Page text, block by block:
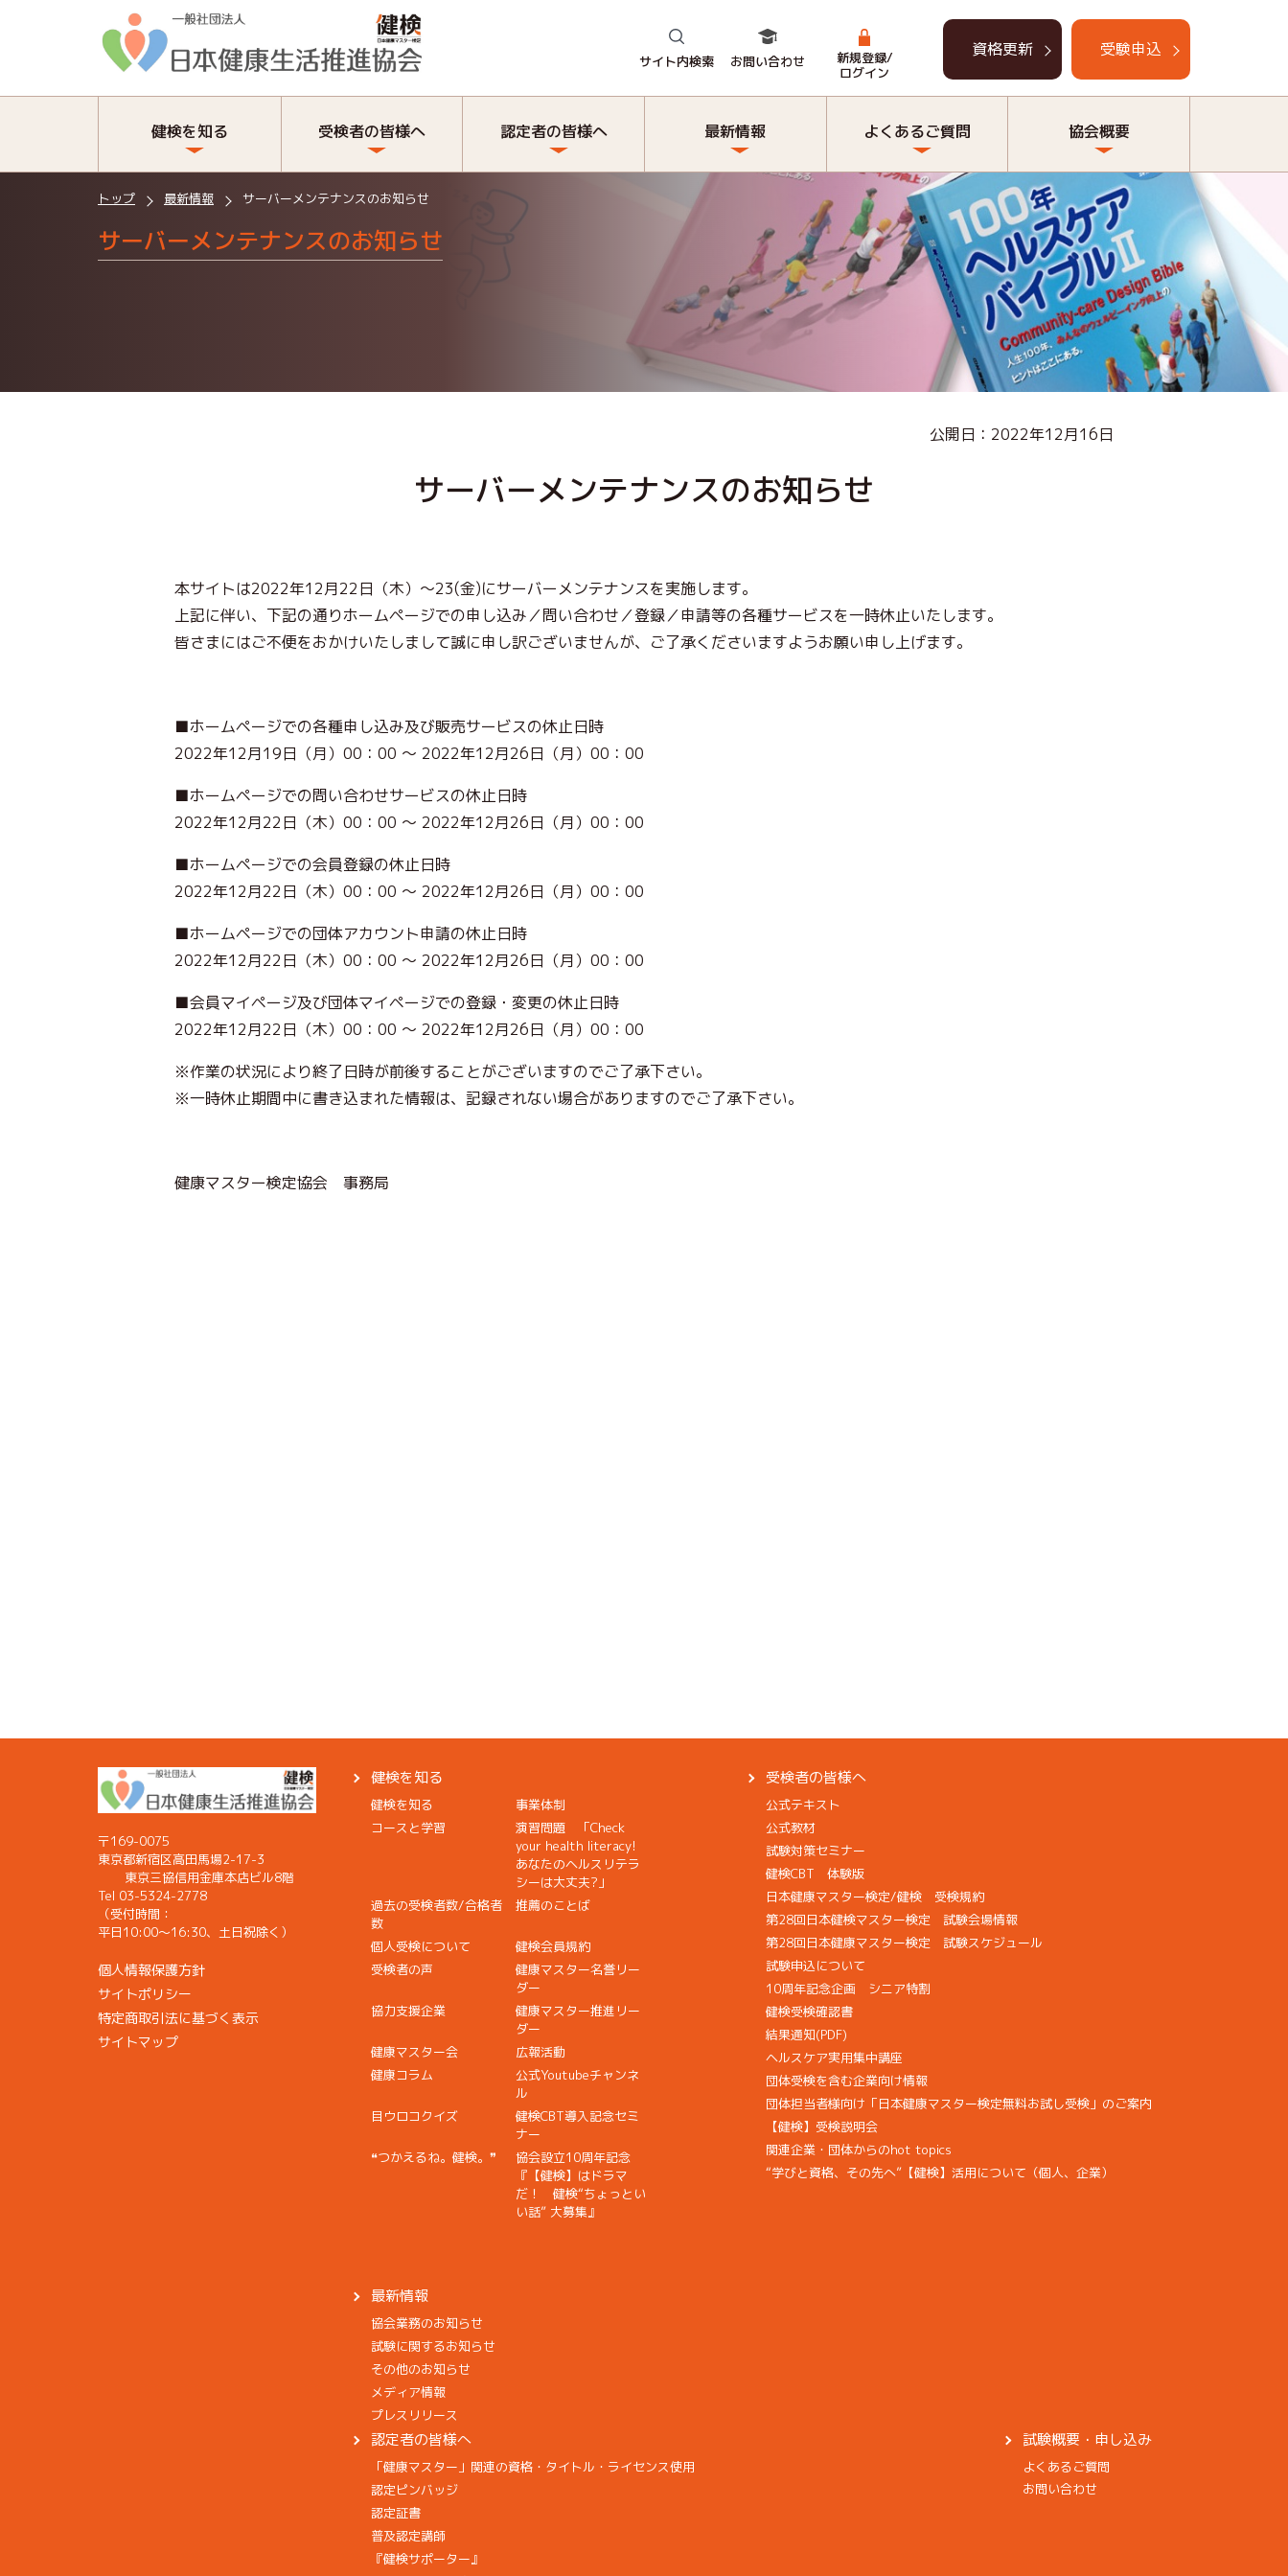
サイト内検索 お問い合わせ
新規登録/
ログイン
資格更新 受験申込
健検を知る 受検者の皆様へ 認定者の皆様へ 最新情報 よくあるご質問 協会概要
トップ 最新情報 サーバーメンテナンスのお知らせ
サーバーメンテナンスのお知らせ
公開日：2022年12月16日
サーバーメンテナンスのお知らせ
本サイトは2022年12月22日（木）～23(金)にサーバーメンテナンスを実施します。
上記に伴い、下記の通りホームページでの申し込み／問い合わせ／登録／申請等の各種サービスを一時休止いたします。
皆さまにはご不便をおかけいたしまして誠に申し訳ございませんが、ご了承くださいますようお願い申し上げます。
■ホームページでの各種申し込み及び販売サービスの休止日時
2022年12月19日（月）00：00 ～ 2022年12月26日（月）00：00
■ホームページでの問い合わせサービスの休止日時
2022年12月22日（木）00：00 ～ 2022年12月26日（月）00：00
■ホームページでの会員登録の休止日時
2022年12月22日（木）00：00 ～ 2022年12月26日（月）00：00
■ホームページでの団体アカウント申請の休止日時
2022年12月22日（木）00：00 ～ 2022年12月26日（月）00：00
■会員マイページ及び団体マイページでの登録・変更の休止日時
2022年12月22日（木）00：00 ～ 2022年12月26日（月）00：00
※作業の状況により終了日時が前後することがございますのでご了承下さい。
※一時休止期間中に書き込まれた情報は、記録されない場合がありますのでご了承下さい。
健康マスター検定協会 事務局
〒169-0075
東京都新宿区高田馬場2-17-3
東京三協信用金庫本店ビル8階
Tel 03-5324-2778
（受付時間：
平日10:00〜16:30、土日祝除く）
個人情報保護方針
サイトポリシー
特定商取引法に基づく表示
サイトマップ
健検を知る
健検を知る
事業体制
コースと学習
演習問題 「Check
your health literacy!
あなたのヘルスリテラ
シーは大丈夫?」
過去の受検者数/合格者
数
推薦のことば
個人受検について
健検会員規約
受検者の声
健康マスター名誉リー
ダー
協力支援企業
健康マスター推進リー
ダー
健康マスター会
広報活動
健康コラム
公式Youtubeチャンネ
ル
目ウロコクイズ
健検CBT導入記念セミ
ナー
❝つかえるね。健検。❞
協会設立10周年記念
『【健検】はドラマ
だ！ 健検“ちょっとい
い話” 大募集』
最新情報
協会業務のお知らせ
試験に関するお知らせ
その他のお知らせ
メディア情報
プレスリリース
受検者の皆様へ
公式テキスト
公式教材
試験対策セミナー
健検CBT 体験版
日本健康マスター検定/健検 受検規約
第28回日本健検マスター検定 試験会場情報
第28回日本健康マスター検定 試験スケジュール
試験申込について
10周年記念企画 シニア特割
健検受検確認書
結果通知(PDF)
ヘルスケア実用集中講座
団体受検を含む企業向け情報
団体担当者様向け「日本健康マスター検定無料お試し受検」のご案内
【健検】受検説明会
関連企業・団体からのhot topics
“学びと資格、その先へ”【健検】活用について（個人、企業）
認定者の皆様へ
「健康マスター」関連の資格・タイトル・ライセンス使用
認定ピンバッジ
認定証書
普及認定講師
『健検サポーター』
試験概要・申し込み
よくあるご質問
お問い合わせ